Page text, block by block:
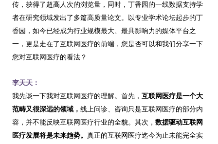
传，获得了超高人次的浏览量，同时，丁香园的一线数据支持学
者在研究领域发出了多篇高质量论文。以专业学术论坛起步的丁
香园，如今已经成为行业规模最大、最具影响力的媒体平台之
一，更是走在了互联网医疗的前端，您是否可以和我们分享一下
您对互联网医疗的看法？
李天天：
我先谈一下我对互联网医疗的理解。首先， 互联网医疗是一个大
范畴又很深远的领域， 线上问诊、咨询只是互联网医疗的部分内
容，并不能反映互联网医疗行业的全貌。其次， 数据驱动互联网
医疗发展将是未来趋势。 真正的互联网医疗迄今为止未能完全实